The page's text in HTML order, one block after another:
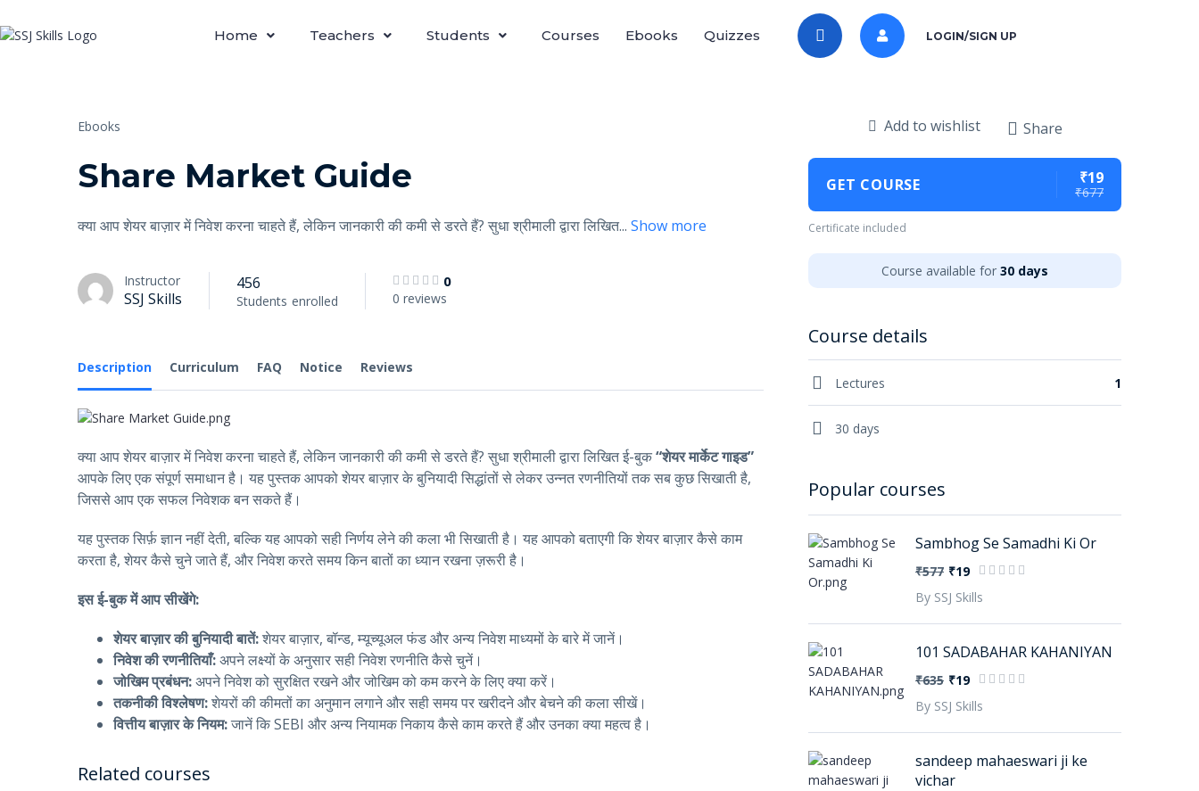
Home Teachers Students Courses Ebooks Quizzes LOGIN/SIGN UP
Ebooks
Share Market Guide
क्या आप शेयर बाज़ार में निवेश करना चाहते हैं, लेकिन जानकारी की कमी से डरते हैं? सुधा श्रीमाली द्वारा लिखित... Show more
Instructor
SSJ Skills
456
Students enrolled
0
0 reviews
Description Curriculum FAQ Notice Reviews
क्या आप शेयर बाज़ार में निवेश करना चाहते हैं, लेकिन जानकारी की कमी से डरते हैं? सुधा श्रीमाली द्वारा लिखित ई-बुक“शेयर मार्केट गाइड”
आपके लिए एक संपूर्ण समाधान है। यह पुस्तक आपको शेयर बाज़ार के बुनियादी सिद्धांतों से लेकर उन्नत रणनीतियों तक सब कुछ सिखाती है,
जिससे आप एक सफल निवेशक बन सकते हैं।
यह पुस्तक सिर्फ़ ज्ञान नहीं देती, बल्कि यह आपको सही निर्णय लेने की कला भी सिखाती है। यह आपको बताएगी कि शेयर बाज़ार कैसे काम
करता है, शेयर कैसे चुने जाते हैं, और निवेश करते समय किन बातों का ध्यान रखना ज़रूरी है।
इस ई-बुक में आप सीखेंगे:
शेयर बाज़ार की बुनियादी बातें:शेयर बाज़ार, बॉन्ड, म्यूच्यूअल फंड और अन्य निवेश माध्यमों के बारे में जानें।
निवेश की रणनीतियाँ:अपने लक्ष्यों के अनुसार सही निवेश रणनीति कैसे चुनें।
जोखिम प्रबंधन:अपने निवेश को सुरक्षित रखने और जोखिम को कम करने के लिए क्या करें।
तकनीकी विश्लेषण:शेयरों की कीमतों का अनुमान लगाने और सही समय पर खरीदने और बेचने की कला सीखें।
वित्तीय बाज़ार के नियम:जानें कि SEBI और अन्य नियामक निकाय कैसे काम करते हैं और उनका क्या महत्व है।
Related courses
Add to wishlist Share
GET COURSE ₹19
₹677
Certificate included
Course available for 30 days
Course details
Lectures 1
30 days
Popular courses
Sambhog Se Samadhi Ki Or
₹577 ₹19
By SSJ Skills
101 SADABAHAR KAHANIYAN
₹635 ₹19
By SSJ Skills
sandeep mahaeswari ji ke
vichar